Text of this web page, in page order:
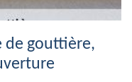
de gouttière,